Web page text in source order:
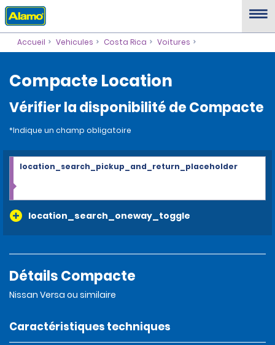
Accueil Vehicules Costa Rica Voitures
Compacte Location
Vérifier la disponibilité de Compacte
*Indique un champ obligatoire
location_search_oneway_toggle
location_search_pickup_and_return_placeholder
Détails Compacte
Nissan Versa ou similaire
Caractéristiques techniques